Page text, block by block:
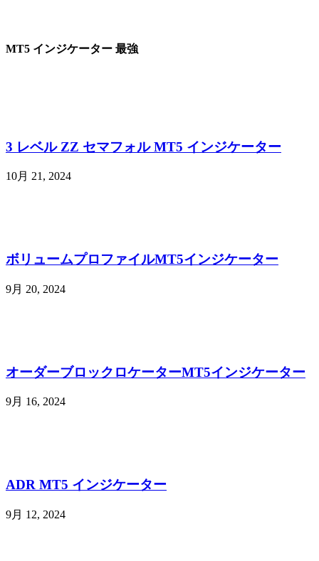
MT5 インジケーター 最強
3 レベル ZZ セマフォル MT5 インジケーター
10月 21, 2024
ボリュームプロファイルMT5インジケーター
9月 20, 2024
オーダーブロックロケーターMT5インジケーター
9月 16, 2024
ADR MT5 インジケーター
9月 12, 2024